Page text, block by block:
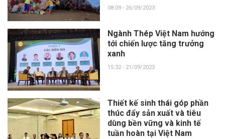
08:09 - 26/09/2023
Ngành Thép Việt Nam hướng
tới chiến lược tăng trưởng
xanh
15:32 - 21/09/2023
Thiết kế sinh thái góp phần
thúc đẩy sản xuất và tiêu
dùng bền vững và kinh tế
tuần hoàn tại Việt Nam